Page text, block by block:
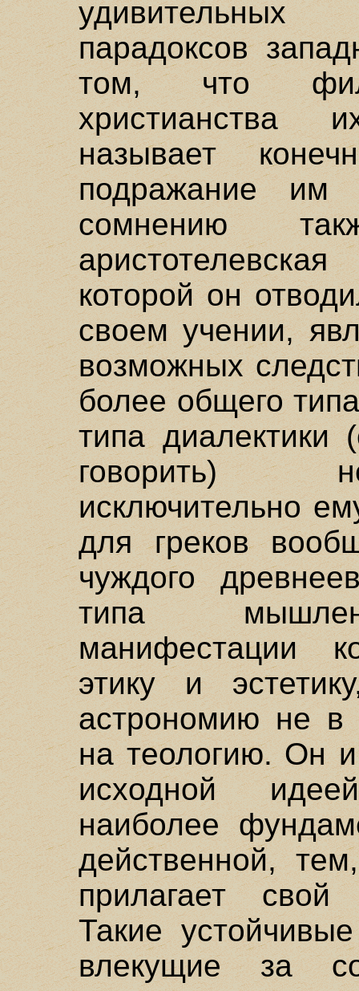
парадоксов
том, что
христианства
называет
подражание им
сомнению
которой он
своем учении,
возможных
более общего
типа
говорить)
исключительно
для греков
чуждого
типа
манифестации
этику и
астрономию не в
на теологию. Он
исходной
наиболее
действенной,
прилагает свой
Такие
влекущие за